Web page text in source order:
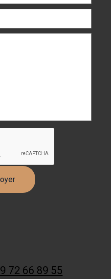
72 66 89 55